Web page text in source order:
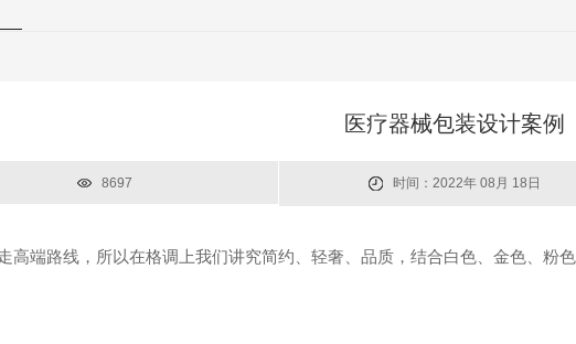
医疗器械包装设计案例
8697 时间：2022年 08月 18日
高端路线，所以在格调上我们讲究简约、轻奢、品质，结合白色、金色、粉